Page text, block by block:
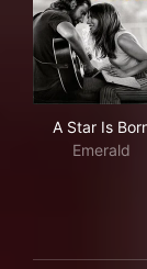
A Star Is
Emerald